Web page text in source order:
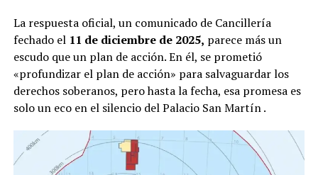
La respuesta oficial, un comunicado de Cancillería
fechado el 11 de diciembre de 2025, parece más un
escudo que un plan de acción. En él, se prometió
«profundizar el plan de acción» para salvaguardar los
derechos soberanos, pero hasta la fecha, esa promesa es
solo un eco en el silencio del Palacio San Martín.